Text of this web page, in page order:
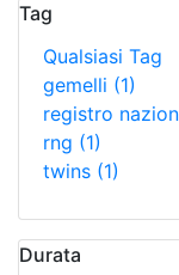
Tag
Qualsiasi Tag
gemelli (1)
registro
rng (1)
twins (1)
Durata